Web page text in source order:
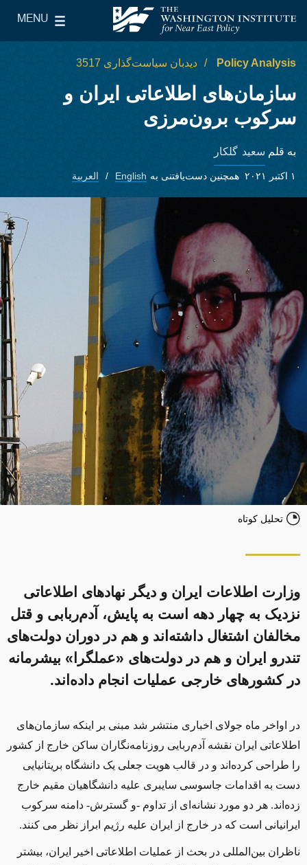
The Washington Institute for Near East Policy
MENU
Main Menu
Policy Analysis دیدبان سیاست‌گذاری 3517
سازمان‌های اطلاعاتی ایران و
سرکوب برون‌مرزی
به قلم سعید گلکار
۱ اکتبر ۲۰۲۱ همچنین دست‌یافتنی به English العربية
تحلیل کوتاه
وزارت اطلاعات ایران و دیگر نهادهای اطلاعاتی
نزدیک به چهار دهه است به پایش، آدم‌ربابی و قتل
مخالفان اشتغال داشته‌اند و هم در دوران دولت‌های
تندرو ایران و هم در دولت‌های «عملگرا» بیشرمانه
در کشورهای خارجی عملیات انجام داده‌اند.
در اواخر ماه جولای اخباری منتشر شد مبنی بر اینکه سازمان‌های
اطلاعاتی ایران نقشه آدم‌ربایی روزنامه‌نگاران ساکن خارج از کشور
را طراحی کرده‌ا‌ند و در قالب هویت جعلی یک دانشگاه بریتانیایی
دست به اقدامات جاسوسی سایبری علیه دانشگاهیان مقیم خارج
زده‌اند. هر دو مورد نشانه‌ای از تداوم -و گسترش- دامنه سرکوب
ایرانیانی است که در خارج از ایران علیه رژیم ابراز نظر می کنند.
ناظران بین‌المللی در بحث از عملیات اطلاعاتی اخیر ایران، بیشتر